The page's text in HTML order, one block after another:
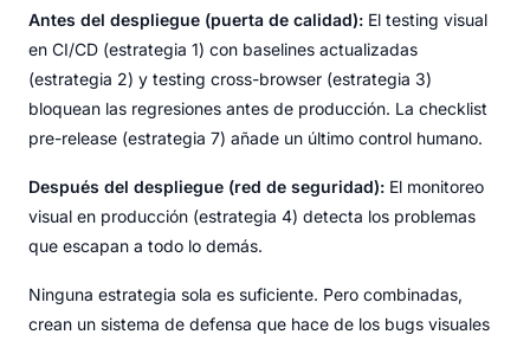
Antes del despliegue (puerta de calidad): El testing visual
en CI/CD (estrategia 1) con baselines actualizadas
(estrategia 2) y testing cross-browser (estrategia 3)
bloquean las regresiones antes de producción. La checklist
pre-release (estrategia 7) añade un último control humano.
Después del despliegue (red de seguridad): El monitoreo
visual en producción (estrategia 4) detecta los problemas
que escapan a todo lo demás.
Ninguna estrategia sola es suficiente. Pero combinadas,
crean un sistema de defensa que hace de los bugs visuales